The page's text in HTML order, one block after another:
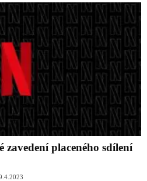
placeného sdílení